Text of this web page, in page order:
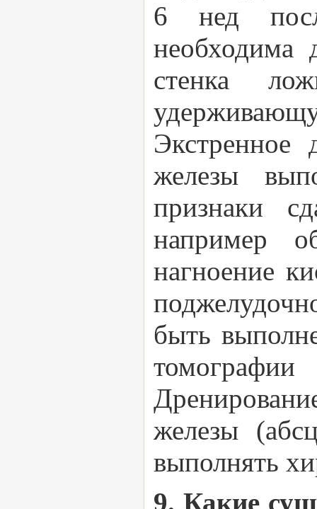
6 нед
необходима
стенка
Экстренное
железы
признаки
например
нагноение
быть
железы
выполнять
9. Какие